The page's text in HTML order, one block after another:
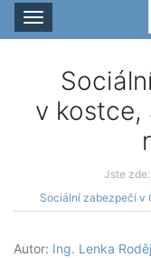
Rozbalit
v kostce,
Jste zde:
Sociální zabezpečí v
Autor: Ing. Lenka